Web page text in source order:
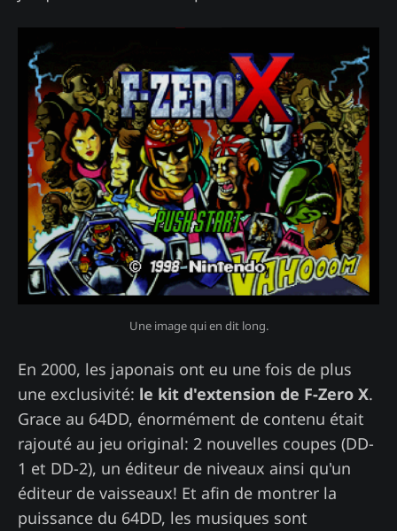
Une image qui en dit long.
En 2000, les japonais ont eu une fois de plus
une exclusivité: le kit d'extension de F-Zero X.
Grace au 64DD, énormément de contenu était
rajouté au jeu original: 2 nouvelles coupes (DD-
1 et DD-2), un éditeur de niveaux ainsi qu'un
éditeur de vaisseaux! Et afin de montrer la
puissance du 64DD, les musiques sont